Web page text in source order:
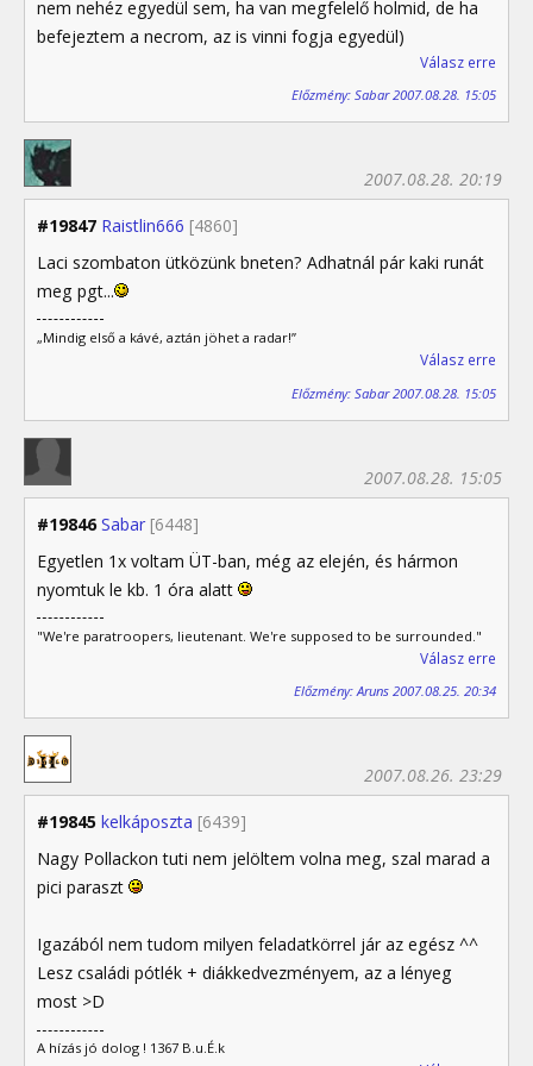
nem nehéz egyedül sem, ha van megfelelő holmid, de ha
befejeztem a necrom, az is vinni fogja egyedül)
Válasz erre
Előzmény: Sabar 2007.08.28. 15:05
#19847 Raistlin666 [4860]
2007.08.28. 20:19
Laci szombaton ütközünk bneten? Adhatnál pár kaki runát
meg pgt...
„Mindig első a kávé, aztán jöhet a radar!”
Válasz erre
Előzmény: Sabar 2007.08.28. 15:05
#19846 Sabar [6448]
2007.08.28. 15:05
Egyetlen 1x voltam ÜT-ban, még az elején, és hármon
nyomtuk le kb. 1 óra alatt
"We're paratroopers, lieutenant. We're supposed to be surrounded."
Válasz erre
Előzmény: Aruns 2007.08.25. 20:34
#19845 kelkáposzta [6439]
2007.08.26. 23:29
Nagy Pollackon tuti nem jelöltem volna meg, szal marad a
pici paraszt
Igazából nem tudom milyen feladatkörrel jár az egész ^^
Lesz családi pótlék + diákkedvezményem, az a lényeg
most >D
A hízás jó dolog ! 1367 B.u.É.k